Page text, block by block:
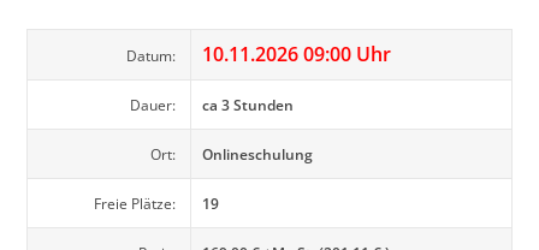
Datum: 10.11.2026 09:00 Uhr
Dauer: ca 3 Stunden
Ort: Onlineschulung
Freie Plätze: 19